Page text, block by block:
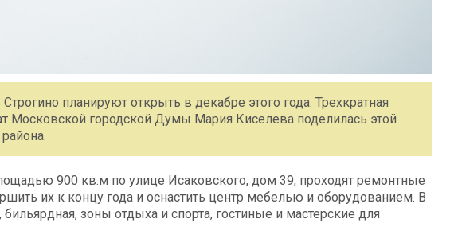
планируют открыть в декабре этого года. Трехкратная
Московской городской Думы Мария Киселева поделилась этой
900 кв.м по улице Исаковского, дом 39, проходят ремонтные
их к концу года и оснастить центр мебелью и оборудованием. В
зоны отдыха и спорта, гостиные и мастерские для